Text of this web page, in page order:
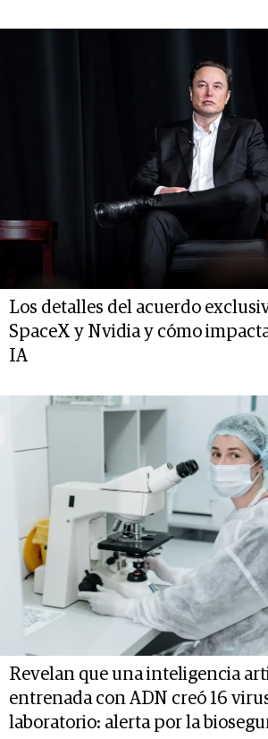
Los detalles del acuerdo
SpaceX y Nvidia y cómo
IA
Revelan que una inteligencia
entrenada con ADN creó 16
laboratorio: alerta por la